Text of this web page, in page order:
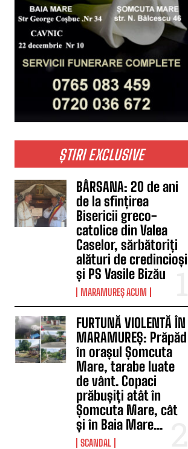
ȘTIRI EXCLUSIVE
BÂRSANA: 20 de ani
de la sfințirea
Bisericii greco-
catolice din Valea
Caselor, sărbătoriți
alături de credincioși
și PS Vasile Bizău
MARAMUREȘ ACUM
FURTUNĂ VIOLENTĂ ÎN
MARAMUREȘ: Prăpăd
în orașul Șomcuta
Mare, tarabe luate
de vânt. Copaci
prăbușiți atât în
Șomcuta Mare, cât
și în Baia Mare...
SCANDAL